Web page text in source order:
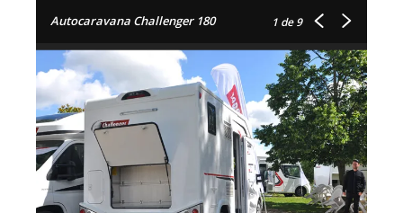
Autocaravana Challenger 180 1 de 9